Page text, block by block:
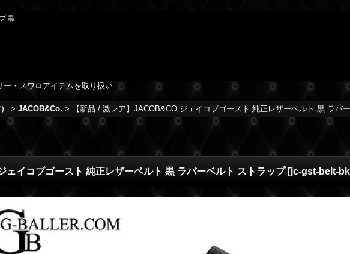
黒
・スワロアイテムを取り扱い
> JACOB&Co. > 【新品 / 激レア】JACOB&CO ジェイコブゴースト 純正レザーベルト 黒 ラバ
ェイコブゴースト 純正レザーベルト 黒 ラバーベルト ストラップ [jc-gst-belt-bk